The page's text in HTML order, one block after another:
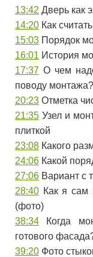
13:42 Дверь как
14:20 Как
15:03 Порядок
16:01 История
17:37 О чем
поводу монтажа?
20:23 Отметка
21:35 Узел и
плиткой
23:08 Какого
24:06 Какой
27:06 Вариант с
28:40 Как я сам
(фото)
38:34 Когда
готового
39:20 Фото